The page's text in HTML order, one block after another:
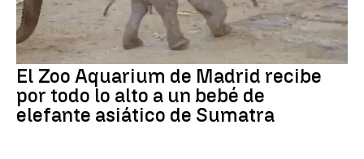
El Zoo Aquarium de Madrid recibe
por todo lo alto a un bebé de
elefante asiático de Sumatra